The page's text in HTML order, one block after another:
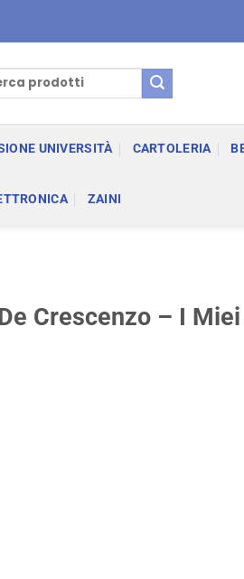
UNIVERSITÀ CARTOLERIA
ZAINI
Crescenzo – I